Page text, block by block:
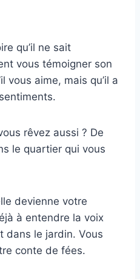
qu’il ne sait
vous témoigner son
vous aime, mais qu’il a
rêvez aussi ? De
le quartier qui vous
devienne votre
à entendre la voix
dans le jardin. Vous
conte de fées.